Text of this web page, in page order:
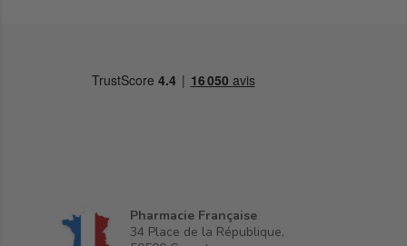
Pharmacie Française
34 Place de la République,